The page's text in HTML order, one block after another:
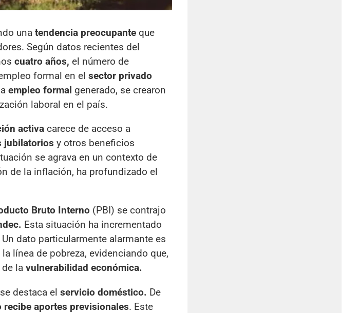
una tendencia preocupante que
Según datos recientes del
cuatro años, el número de
formal en el sector privado
empleo formal generado, se crearon
laboral en el país.
activa carece de acceso a
jubilatorios y otros beneficios
se agrava en un contexto de
de la inflación, ha profundizado el
Bruto Interno (PBI) se contrajo
Esta situación ha incrementado
Un dato particularmente alarmante es
línea de pobreza, evidenciando que,
la vulnerabilidad económica.
destaca el servicio doméstico. De
recibe aportes previsionales. Este